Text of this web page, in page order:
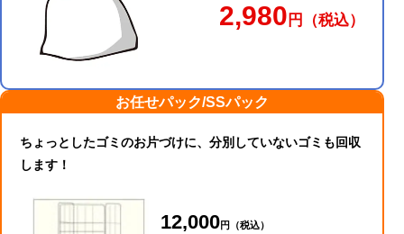
2,980 円 （税込）
お任せパック/SSパック
ちょっとしたゴミのお片づけに、分別していないゴミも回収
します！
12,000円 （税込）